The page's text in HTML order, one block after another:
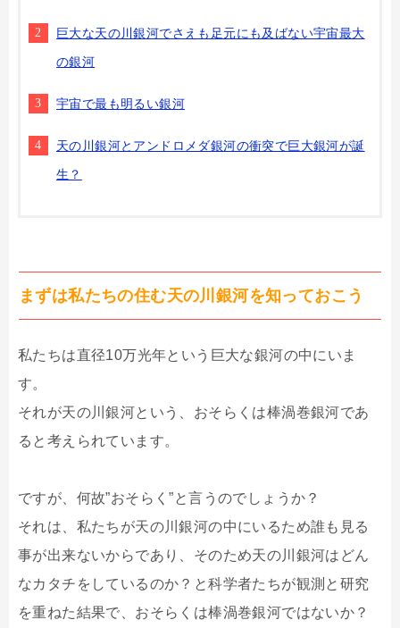
巨大な天の川銀河でさえも足元にも及ばない宇宙最大
の銀河
宇宙で最も明るい銀河
天の川銀河とアンドロメダ銀河の衝突で巨大銀河が誕
生？
まずは私たちの住む天の川銀河を知っておこう
私たちは直径10万光年という巨大な銀河の中にいま
す。
それが天の川銀河という、おそらくは棒渦巻銀河であ
ると考えられています。
ですが、何故”おそらく”と言うのでしょうか？
それは、私たちが天の川銀河の中にいるため誰も見る
事が出来ないからであり、そのため天の川銀河はどん
なカタチをしているのか？と科学者たちが観測と研究
を重ねた結果で、おそらくは棒渦巻銀河ではないか？